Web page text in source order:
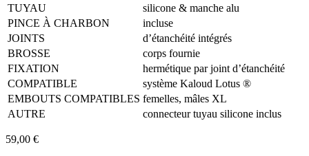
TUYAU
silicone & manche alu
PINCE À CHARBON
incluse
JOINTS
d’étanchéité intégrés
BROSSE
corps fournie
FIXATION
hermétique par joint d’étanchéité
COMPATIBLE
système Kaloud Lotus ®
EMBOUTS COMPATIBLES femelles, mâles XL
AUTRE
connecteur tuyau silicone inclus
59,00 €